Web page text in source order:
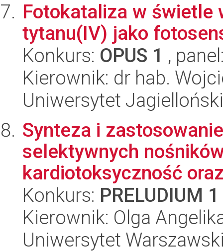
Fotokataliza w świetle
tytanu(IV) jako
Konkurs: OPUS 1 ,
Kierownik: dr hab.
Uniwersytet
Synteza i
selektywnych
kardiotoksyczność
Konkurs: PRELUDIUM 1
Kierownik: Olga
Uniwersytet